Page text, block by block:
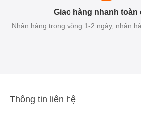
Giao hàng nhanh toàn
Nhận hàng trong vòng 1-2 ngày, nhận
Thông tin liên hệ